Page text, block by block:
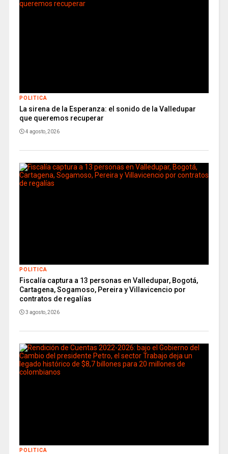
POLITICA
La sirena de la Esperanza: el sonido de la Valledupar
que queremos recuperar
4 agosto, 2026
POLITICA
Fiscalía captura a 13 personas en Valledupar, Bogotá,
Cartagena, Sogamoso, Pereira y Villavicencio por
contratos de regalías
3 agosto, 2026
POLITICA